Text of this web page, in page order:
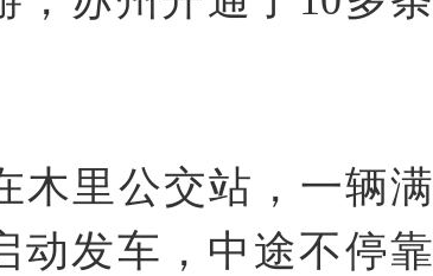
木里公交站，一辆满
动发车，中途不停靠